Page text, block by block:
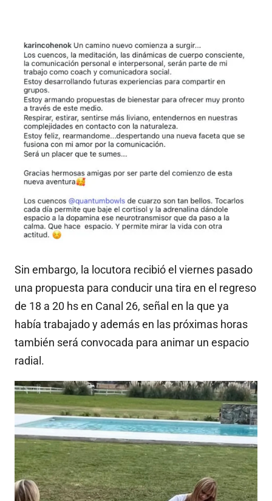
Sin embargo, la locutora recibió el viernes pasado
una propuesta para conducir una tira en el regreso
de 18 a 20 hs en Canal 26, señal en la que ya
había trabajado y además en las próximas horas
también será convocada para animar un espacio
radial.